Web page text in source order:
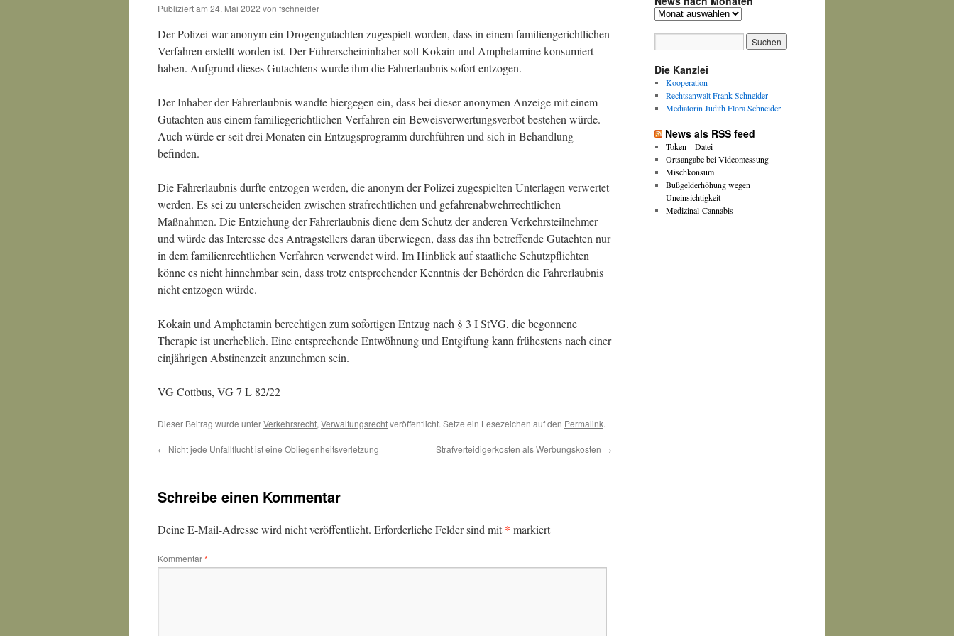
Publiziert am 24. Mai 2022 von fschneider
Der Polizei war anonym ein Drogengutachten zugespielt worden, dass in einem familiengerichtlichen
Verfahren erstellt worden ist. Der Führerscheininhaber soll Kokain und Amphetamine konsumiert
haben. Aufgrund dieses Gutachtens wurde ihm die Fahrerlaubnis sofort entzogen.
Der Inhaber der Fahrerlaubnis wandte hiergegen ein, dass bei dieser anonymen Anzeige mit einem
Gutachten aus einem familiegerichtlichen Verfahren ein Beweisverwertungsverbot bestehen würde.
Auch würde er seit drei Monaten ein Entzugsprogramm durchführen und sich in Behandlung
befinden.
Die Fahrerlaubnis durfte entzogen werden, die anonym der Polizei zugespielten Unterlagen verwertet
werden. Es sei zu unterscheiden zwischen strafrechtlichen und gefahrenabwehrrechtlichen
Maßnahmen. Die Entziehung der Fahrerlaubnis diene dem Schutz der anderen Verkehrsteilnehmer
und würde das Interesse des Antragstellers daran überwiegen, dass das ihn betreffende Gutachten nur
in dem familienrechtlichen Verfahren verwendet wird. Im Hinblick auf staatliche Schutzpflichten
könne es nicht hinnehmbar sein, dass trotz entsprechender Kenntnis der Behörden die Fahrerlaubnis
nicht entzogen würde.
Kokain und Amphetamin berechtigen zum sofortigen Entzug nach § 3 I StVG, die begonnene
Therapie ist unerheblich. Eine entsprechende Entwöhnung und Entgiftung kann frühestens nach einer
einjährigen Abstinenzeit anzunehmen sein.
VG Cottbus, VG 7 L 82/22
Dieser Beitrag wurde unterVerkehrsrecht, Verwaltungsrechtveröffentlicht. Setze ein Lesezeichen auf den Permalink.
← Nicht jede Unfallflucht ist eine Obliegenheitsverletzung Strafverteidigerkosten als Werbungskosten →
Schreibe einen Kommentar
Deine E-Mail-Adresse wird nicht veröffentlicht. Erforderliche Felder sind mit* markiert
Kommentar*
News
Die Kanzlei
Kooperation
Rechtsanwalt Frank Schneider
Mediatorin Judith Flora Schneider
News als RSS feed
Token – Datei
Ortsangabe bei Videomessung
Mischkonsum
Bußgelderhöhung wegen
Uneinsichtigkeit
Medizinal-Cannabis